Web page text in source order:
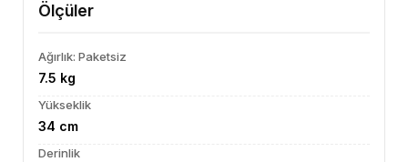
Ölçüler
Ağırlık: Paketsiz
7.5 kg
Yükseklik
34 cm
Derinlik